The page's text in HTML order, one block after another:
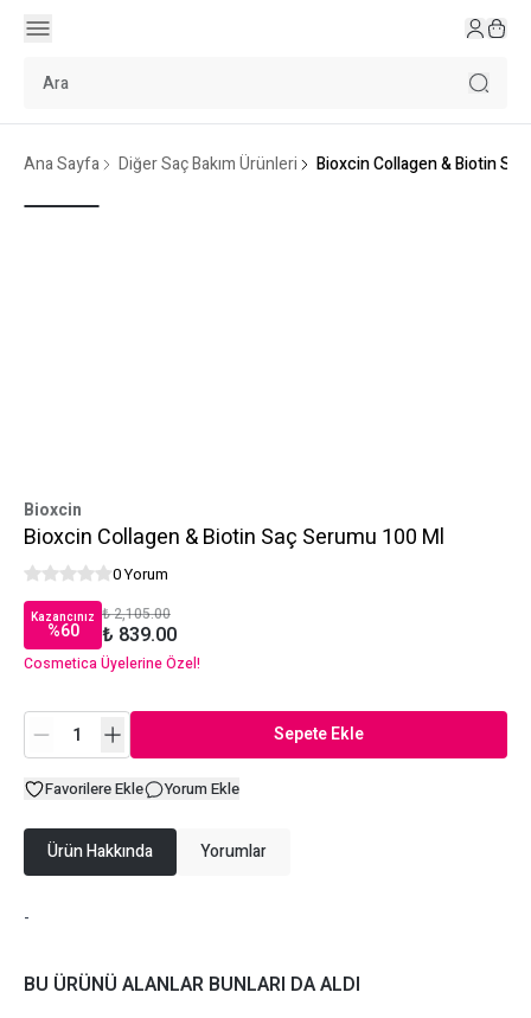
Ana Sayfa Diğer Saç Bakım Ürünleri Bioxcin Collagen & Biotin
Bioxcin
Bioxcin Collagen & Biotin Saç Serumu 100 Ml
0 Yorum
Kazancınız
%60
₺ 2,105.00
₺ 839.00
Cosmetica Üyelerine Özel!
Sepete Ekle
Favorilere Ekle Yorum Ekle
Ürün Hakkında Yorumlar
-
BU ÜRÜNÜ ALANLAR BUNLARI DA ALDI